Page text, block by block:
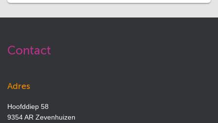
Contact
Adres
Hoofddiep 58
9354 AR Zevenhuizen